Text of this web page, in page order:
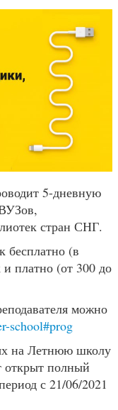
5-дневную
стран СНГ.
бесплатно (в
и платно (от 300 до
можно
school#prog
на Летнюю школу
открыт полный
с 21/06/2021